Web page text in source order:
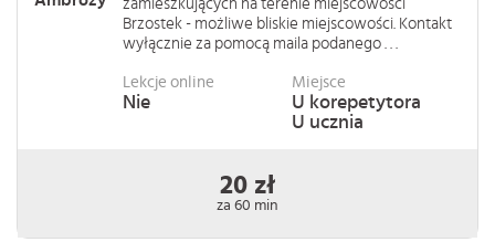
zamieszkujących na terenie miejscowości
Brzostek - możliwe bliskie miejscowości. Kontakt
wyłącznie za pomocą maila podanego . . .
Lekcje online
Nie
Miejsce
U korepetytora
U ucznia
20 zł
za 60 min